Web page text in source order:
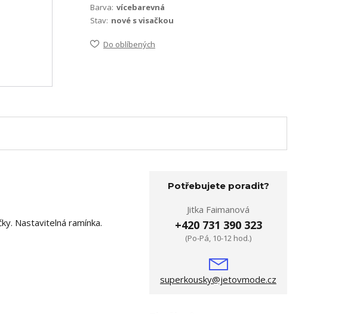
Barva: vícebarevná
Stav: nové s visačkou
Do oblíbených
Nastavitelná ramínka.
Potřebujete poradit?
Jitka Faimanová
+420 731 390 323
(Po-Pá, 10-12 hod.)
superkousky@jetovmode.cz